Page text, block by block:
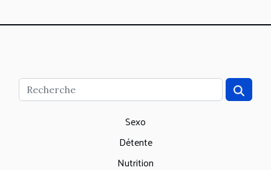
Sexo
Détente
Nutrition